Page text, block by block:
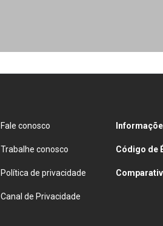
Fale conosco
Trabalhe conosco
Política de privacidade
Canal de Privacidade
Código de